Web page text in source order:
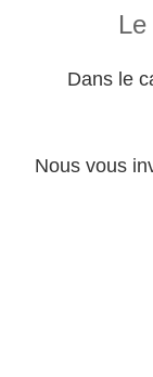
Dans le
Nous vous